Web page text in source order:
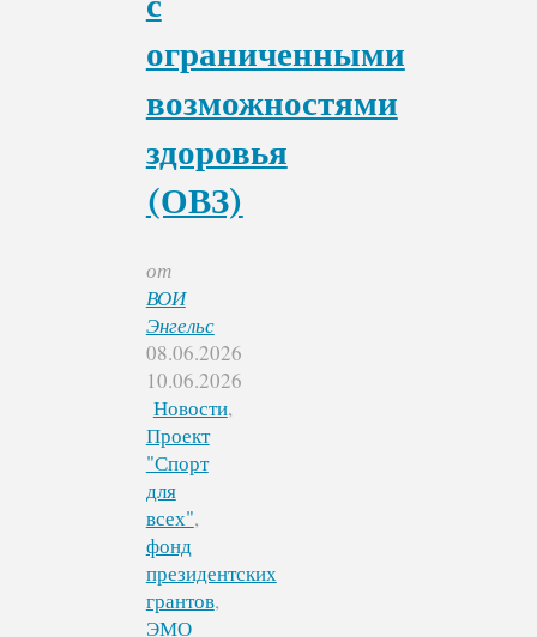
ограниченными
возможностями
здоровья
(ОВЗ)
от
ВОИ
Энгельс
08.06.2026
10.06.2026
Новости,
Проект
"Спорт
для
всех",
фонд
президентских
грантов,
ЭМО